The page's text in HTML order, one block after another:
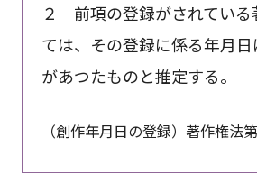
２ 前項の登録がされている
ては、その登録に係る年月
があつたものと推定する。
（創作年月日の登録）著作権法